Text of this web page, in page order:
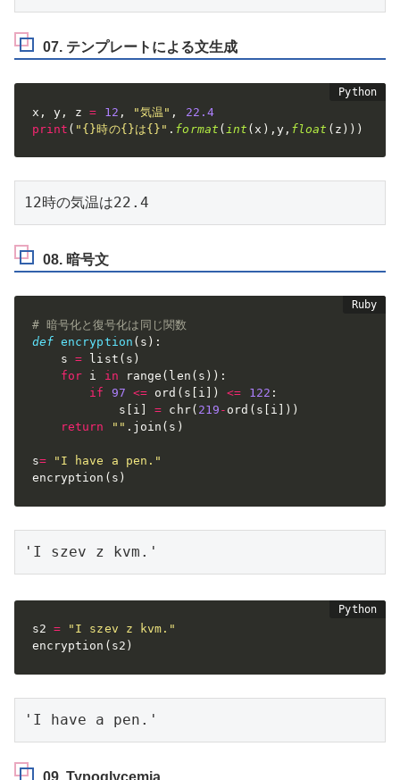
07. テンプレートによる文生成
x , y, z = 12 , "気温" ,
22.4
print ( "{}時の{}は{}" . format ( int ( x ) , y, float ( z ) ) )
12時の気温は22.4
08. 暗号文
# 暗号化と復号化は同じ関数
def encryption ( s ) :
    s
= list ( s )
for i in range ( len ( s ) ) :
if
97 <= ord ( s i ) <= 122 :
            s
i = chr( 219 - ord ( s i ) )
return
"" . join ( s )
s=
"I have a pen."
encryption ( s )
'I szev z kvm.'
s2 =
"I szev z kvm."
encryption ( s2 )
'I have a pen.'
09. Typoglycemia